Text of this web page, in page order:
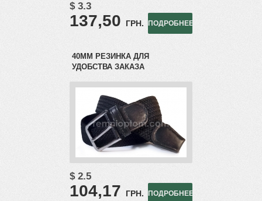
$ 3.3
137,50 ГРН. ПОДРОБНЕЕ
40ММ РЕЗИНКА ДЛЯ
УДОБСТВА ЗАКАЗА
$ 2.5
104,17 ГРН. ПОДРОБНЕЕ